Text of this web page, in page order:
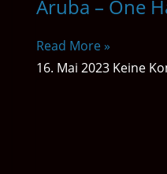
Aruba – One
Read More »
16. Mai 2023 Keine